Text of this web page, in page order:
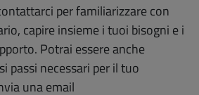
per familiarizzare con
capire insieme i tuoi bisogni e i
Potrai essere anche
passi necessari per il tuo
una email